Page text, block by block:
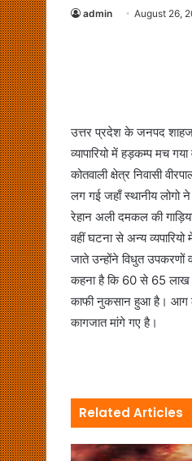
admin August 26,
उत्तर प्रदेश के जनपद
व्यापारियो में हड़कम्प मच
कोतवाली क्षेत्र निवासी
लग गई जहाँ स्थानीय लोगो
रेहान अली दमकल की
वहीं घटना से अन्य
जाते उन्होंने विधुत
कहना है कि 60 से 65 लाख
काफी नुकसान हुआ है। आग
कागजात मांगे गए है।
Related Articles